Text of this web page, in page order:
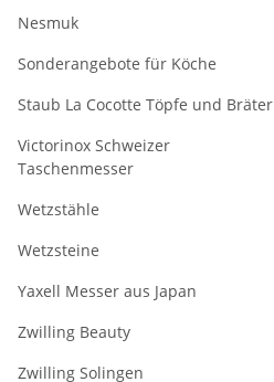
Nesmuk
Sonderangebote für Köche
Staub La Cocotte Töpfe und Bräter
Victorinox Schweizer
Taschenmesser
Wetzstähle
Wetzsteine
Yaxell Messer aus Japan
Zwilling Beauty
Zwilling Solingen